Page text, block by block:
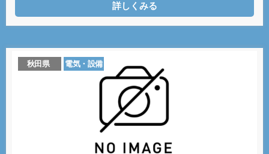
詳しくみる
秋田県 電気・設備